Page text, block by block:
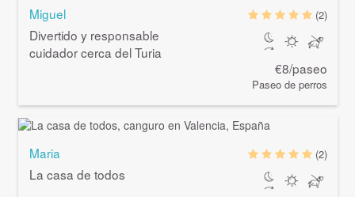
Miguel
Divertido y responsable
cuidador cerca del Turia
(2)
€8/paseo
Paseo de perros
Maria
La casa de todos
(2)